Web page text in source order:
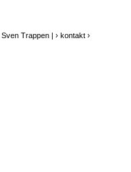
Sven Trappen |› kontakt ›